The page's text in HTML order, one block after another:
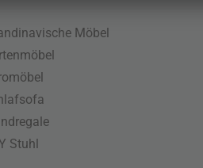
Möbel
Stuhl